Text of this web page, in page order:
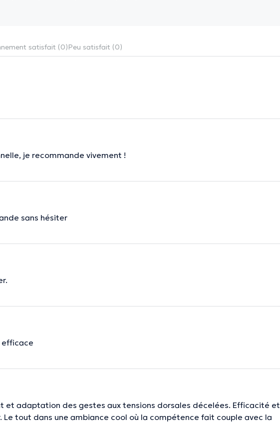
satisfait (0)Peu satisfait (0)
je recommande vivement !
sans hésiter
et adaptation des gestes aux tensions dorsales décelées. Efficacité et
tout dans une ambiance cool où la compétence fait couple avec la